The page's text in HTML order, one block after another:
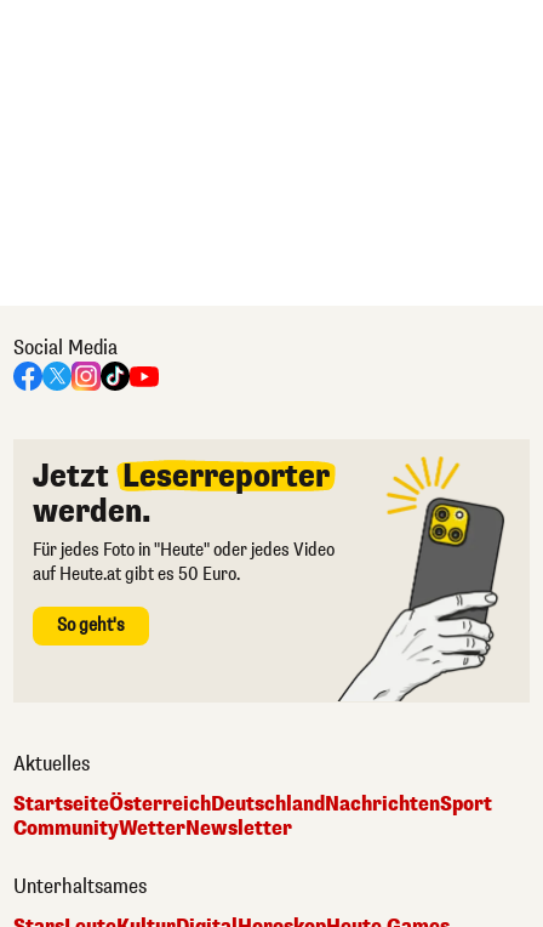
Social Media
Jetzt Leserreporter
werden.
Für jedes Foto in "Heute" oder jedes Video
auf Heute.at gibt es 50 Euro.
So geht's
Aktuelles
StartseiteÖsterreichDeutschlandNachrichtenSport
CommunityWetterNewsletter
Unterhaltsames